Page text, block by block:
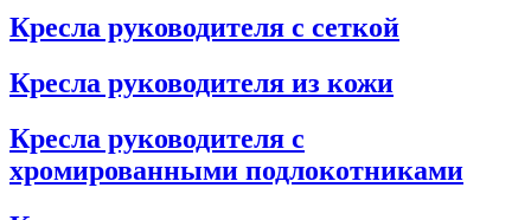
Кресла руководителя с сеткой
Кресла руководителя из кожи
Кресла руководителя с
хромированными подлокотниками